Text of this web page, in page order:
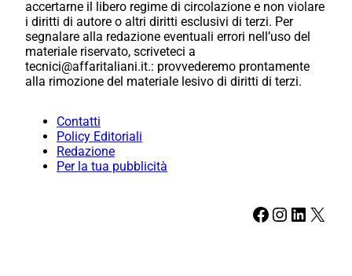
accertarne il libero regime di circolazione e non violare
i diritti di autore o altri diritti esclusivi di terzi. Per
segnalare alla redazione eventuali errori nell’uso del
materiale riservato, scriveteci a
tecnici@affaritaliani.it.: provvederemo prontamente
alla rimozione del materiale lesivo di diritti di terzi.
Contatti
Policy Editoriali
Redazione
Per la tua pubblicità
Facebook Instagram LinkedIn X